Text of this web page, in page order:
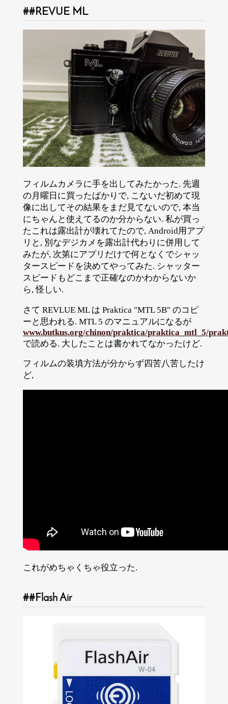
REVUE ML
フィルムカメラに手を出してみたかった. 先週
の月曜日に買ったばかりで, こないだ初めて現
像に出してその結果をまだ見てないので, 本当
にちゃんと使えてるのか分からない. 私が買っ
たこれは露出計が壊れてたので, Android用アプ
リと, 別なデジカメを露出計代わりに併用して
みたが, 次第にアプリだけで何となくでシャッ
タースピードを決めてやってみた. シャッター
スピードもどこまで正確なのかわからないか
ら, 怪しい.
さて REVLUE ML は Praktica "MTL 5B" のコピ
ーと思われる. MTL 5 のマニュアルになるが
www.butkus.org/chinon/praktica/praktica_mtl_5/
で読める. 大したことは書かれてなかったけど.
フィルムの装填方法が分からず四苦八苦したけ
ど,
これがめちゃくちゃ役立った.
Flash Air